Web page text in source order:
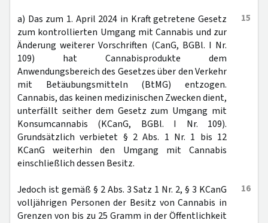
15
a) Das zum 1. April 2024 in Kraft getretene Gesetz
zum kontrollierten Umgang mit Cannabis und zur
Änderung weiterer Vorschriften (CanG, BGBl. I Nr.
109) hat Cannabisprodukte dem
Anwendungsbereich des Gesetzes über den Verkehr
mit Betäubungsmitteln (BtMG) entzogen.
Cannabis, das keinen medizinischen Zwecken dient,
unterfällt seither dem Gesetz zum Umgang mit
Konsumcannabis (KCanG, BGBl. I Nr. 109).
Grundsätzlich verbietet § 2 Abs. 1 Nr. 1 bis 12
KCanG weiterhin den Umgang mit Cannabis
einschließlich dessen Besitz.
16
Jedoch ist gemäß § 2 Abs. 3 Satz 1 Nr. 2, § 3 KCanG
volljährigen Personen der Besitz von Cannabis in
Grenzen von bis zu 25 Gramm in der Öffentlichkeit